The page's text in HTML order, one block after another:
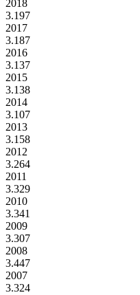
2018
3.197
2017
3.187
2016
3.137
2015
3.138
2014
3.107
2013
3.158
2012
3.264
2011
3.329
2010
3.341
2009
3.307
2008
3.447
2007
3.324